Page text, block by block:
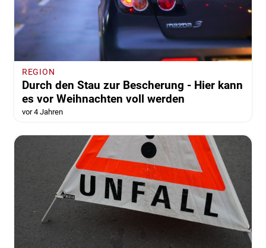
REGION
Durch den Stau zur Bescherung - Hier kann
es vor Weihnachten voll werden
vor 4 Jahren